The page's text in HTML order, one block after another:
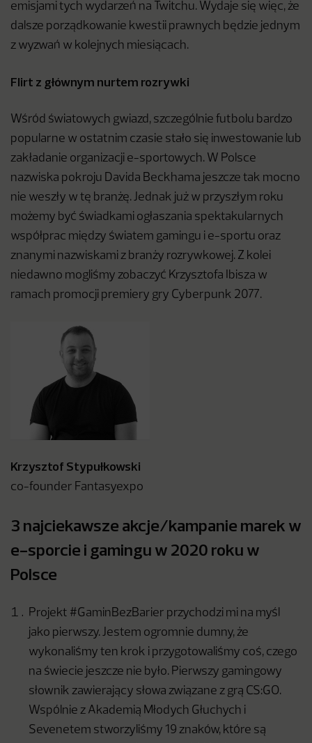
emisjami tych wydarzeń na Twitchu. Wydaje się więc, że
dalsze porządkowanie kwestii prawnych będzie jednym
z wyzwań w kolejnych miesiącach.
Flirt z głównym nurtem rozrywki
Wśród światowych gwiazd, szczególnie futbolu bardzo
popularne w ostatnim czasie stało się inwestowanie lub
zakładanie organizacji e-sportowych. W Polsce
nazwiska pokroju Davida Beckhama jeszcze tak mocno
nie weszły w tę branżę. Jednak już w przyszłym roku
możemy być świadkami ogłaszania spektakularnych
współprac między światem gamingu i e-sportu oraz
znanymi nazwiskami z branży rozrywkowej. Z kolei
niedawno mogliśmy zobaczyć Krzysztofa Ibisza w
ramach promocji premiery gry Cyberpunk 2077.
Krzysztof Stypułkowski
co-founder Fantasyexpo
3 najciekawsze akcje/kampanie marek w
e-sporcie i gamingu w 2020 roku w
Polsce
Projekt #GaminBezBarier przychodzi mi na myśl
jako pierwszy. Jestem ogromnie dumny, że
wykonaliśmy ten krok i przygotowaliśmy coś, czego
na świecie jeszcze nie było. Pierwszy gamingowy
słownik zawierający słowa związane z grą CS:GO.
Wspólnie z Akademią Młodych Głuchych i
Sevenetem stworzyliśmy 19 znaków, które są